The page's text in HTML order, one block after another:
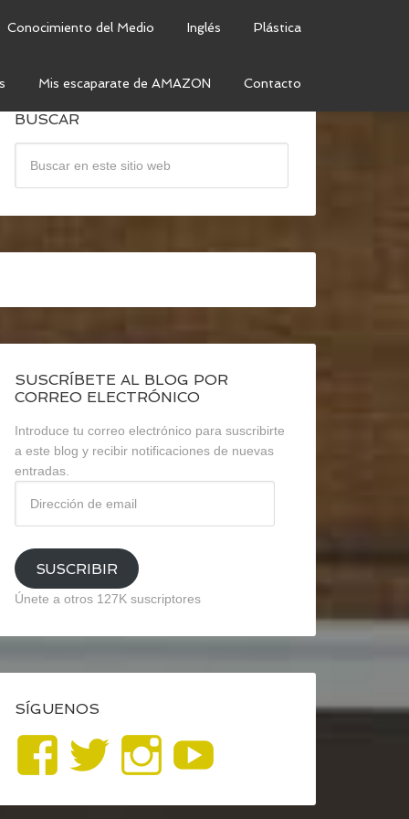
Conocimiento del Medio Inglés Plástica
Mis escaparate de AMAZON Contacto
BUSCAR
SUSCRÍBETE AL BLOG POR
CORREO ELECTRÓNICO
Introduce tu correo electrónico para suscribirte
a este blog y recibir notificaciones de nuevas
entradas.
email
SUSCRIBIR
Únete a otros 127K suscriptores
SÍGUENOS
Ver
perfil
Ver
perfil
Ver
perfil